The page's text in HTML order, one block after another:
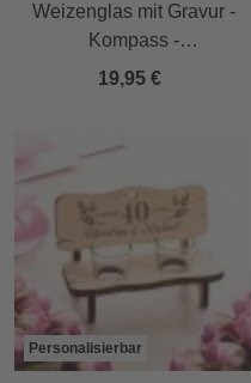
Weizenglas mit Gravur -
Kompass -
Weizenbierglas
19,95 €
Personalisierbar